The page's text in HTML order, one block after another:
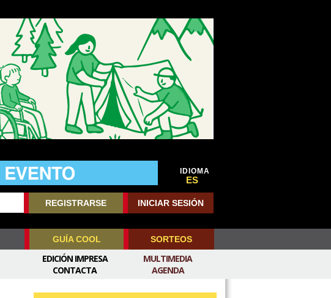
IDIOMA
ES
REGISTRARSE INICIAR SESIÓN
GUÍA COOL SORTEOS
MULTIMEDIA
AGENDA
EDICIÓN IMPRESA
CONTACTA